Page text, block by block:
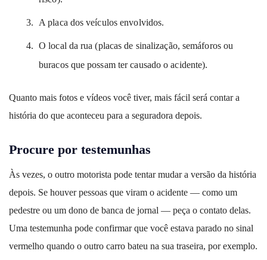
A placa dos veículos envolvidos.
O local da rua (placas de sinalização, semáforos ou
buracos que possam ter causado o acidente).
Quanto mais fotos e vídeos você tiver, mais fácil será contar a
história do que aconteceu para a seguradora depois.
Procure por testemunhas
Às vezes, o outro motorista pode tentar mudar a versão da história
depois. Se houver pessoas que viram o acidente — como um
pedestre ou um dono de banca de jornal — peça o contato delas.
Uma testemunha pode confirmar que você estava parado no sinal
vermelho quando o outro carro bateu na sua traseira, por exemplo.